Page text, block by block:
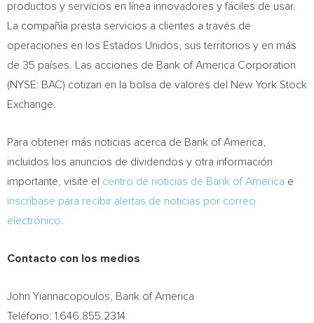
productos y servicios en línea innovadores y fáciles de usar.
La compañía presta servicios a clientes a través de
operaciones en los Estados Unidos, sus territorios y en más
de 35 países. Las acciones de Bank of America Corporation
(NYSE: BAC) cotizan en la bolsa de valores del New York Stock
Exchange.
Para obtener más noticias acerca de Bank of America,
incluidos los anuncios de dividendos y otra información
importante, visite el centro de noticias de Bank of America e
inscríbase para recibir alertas de noticias por correo
electrónico
Contacto con los medios
John Yiannacopoulos, Bank of America
Teléfono: 1.646.855.2314